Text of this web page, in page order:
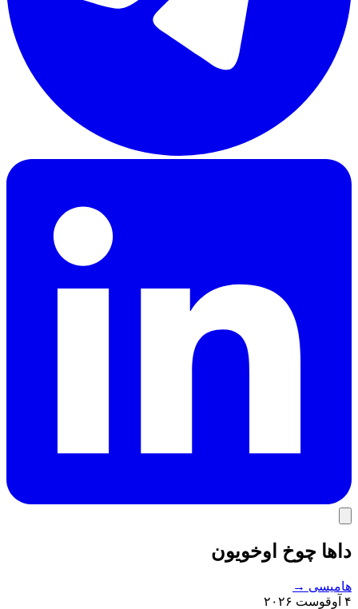
داها چوخ اوخویون
هامیسی →
۴ آوقوست ۲۰۲۶